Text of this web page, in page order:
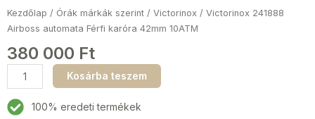
Kezdőlap / Órák márkák szerint / Victorinox / Victorinox 241888
Airboss automata Férfi karóra 42mm 10ATM
380 000 Ft
Victorinox
241888
Airboss
Kosárba teszem
100% eredeti termékek